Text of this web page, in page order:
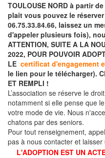
TOULOUSE NORD à partir
plait vous pouvez le
06.75.33.84.66, laissez un
d'appeler plusieurs fois),
ATTENTION, SUITE A LA
2022, POUR POUVOIR
LE certificat d'engagement
le lien pour le télécharger).
ET REMPLI !
L’association se réserve le
notamment si elle pense que
votre mode de vie. Nous
chatons par des seniors.
Pour tout renseignement,
pas à nous contacter et
L'ADOPTION EST UN